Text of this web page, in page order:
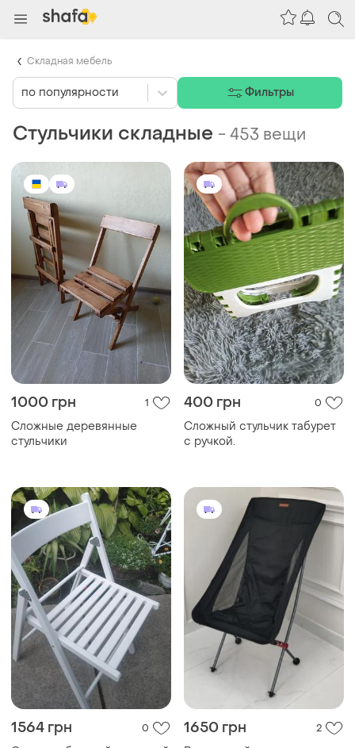
Стульчики складные -453 вещи
1000 грн 1
Сложные деревянные
стульчики
400 грн 0
Сложный стульчик табурет
с ручкой.
1564 грн 0 1650 грн 2
по популярности Фильтры
Складная мебель